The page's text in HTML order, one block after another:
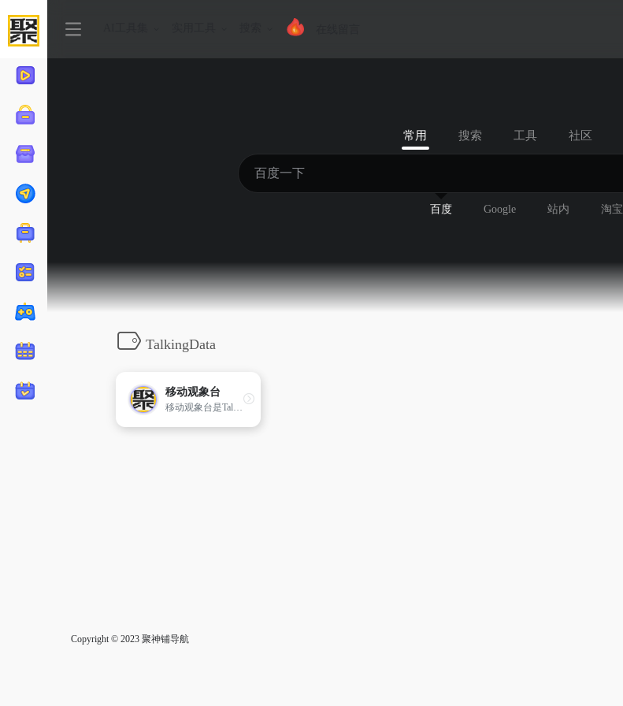
常用 搜索 工具 社区
百度 Google 站内 淘宝
TalkingData
移动观象台
移动观象台是TalkingData基于设备用户的操作行为习惯,推出的一款免费的、公开的移动端大数据实时查询平台。
Copyright © 2023 聚神铺导航